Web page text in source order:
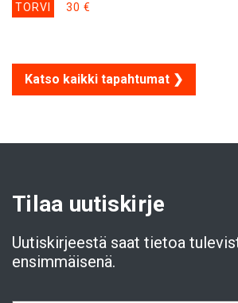
TORVI 30 €
Katso kaikki tapahtumat ❯
Tilaa uutiskirje
Uutiskirjeestä saat tietoa
ensimmäisenä.